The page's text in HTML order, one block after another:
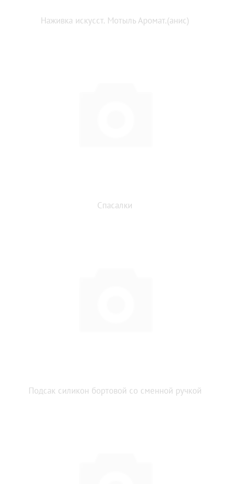
Наживка искусст. Мотыль Аромат.(анис)
Спасалки
Подсак силикон бортовой со сменной ручкой